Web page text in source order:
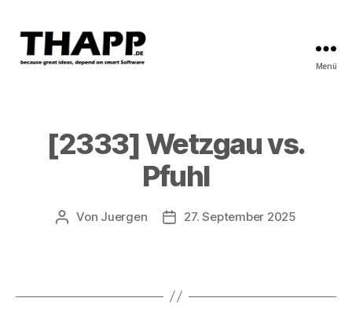
Menü
[2333] Wetzgau vs.
Pfuhl
Beitragsautor
Von Juergen Beitragsdatum
27. September 2025